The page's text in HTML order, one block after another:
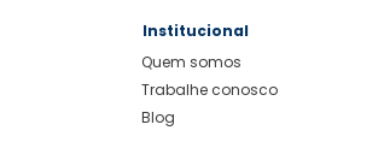
Institucional
Quem somos
Trabalhe conosco
Blog